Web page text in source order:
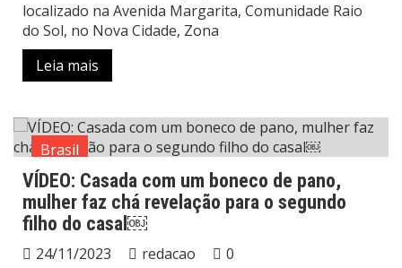
localizado na Avenida Margarita, Comunidade Raio
do Sol, no Nova Cidade, Zona
Leia mais
Brasil
VÍDEO: Casada com um boneco de pano,
mulher faz chá revelação para o segundo
filho do casal￼
24/11/2023 redacao
0